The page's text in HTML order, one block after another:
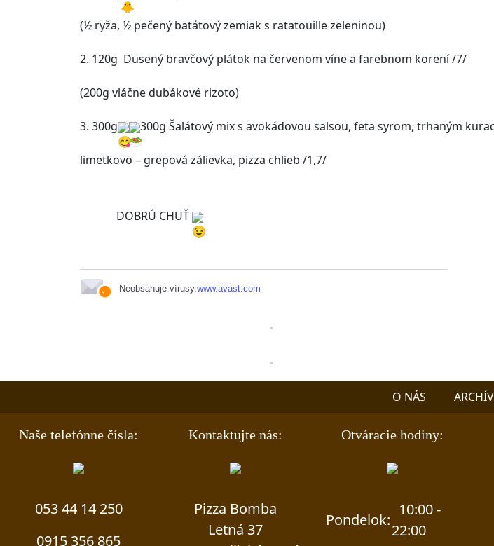
(½ ryža, ½ pečený batátový zemiak s ratatouille zeleninou)
2. 120g  Dusený bravčový plátok na červenom víne a farebnom korení /7/
(200g vláčne dubákové rizoto)
3. 300g 300g Šalátový mix s avokádovou salsou, feta syrom, trhaným
limetkovo – grepová zálievka, pizza chlieb /1,7/
             DOBRÚ CHUŤ
Neobsahuje vírusy.www.avast.com
O NÁS
Naše telefónne čísla:
053 44 14 250
0915 356 865
Kontaktujte nás:
Pizza Bomba
Letná 37
Otváracie hodiny:
Pondelok:
10:00 -
22:00